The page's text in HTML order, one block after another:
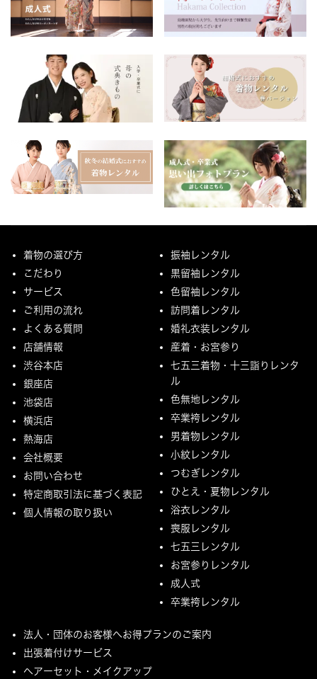
着物の選び方
こだわり
サービス
ご利用の流れ
よくある質問
店舗情報
渋谷本店
銀座店
池袋店
横浜店
熱海店
会社概要
お問い合わせ
特定商取引法に基づく表記
個人情報の取り扱い
振袖レンタル
黒留袖レンタル
色留袖レンタル
訪問着レンタル
婚礼衣装レンタル
産着・お宮参り
七五三着物・十三詣りレンタ
ル
色無地レンタル
卒業袴レンタル
男着物レンタル
小紋レンタル
つむぎレンタル
ひとえ・夏物レンタル
浴衣レンタル
喪服レンタル
七五三レンタル
お宮参りレンタル
成人式
卒業袴レンタル
法人・団体のお客様へお得プランのご案内
出張着付けサービス
ヘアーセット・メイクアップ